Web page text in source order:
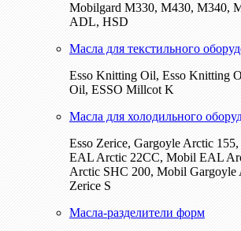
Mobilgard M330, M430, M340,
ADL, HSD
Масла для текстильного
Esso Knitting Oil, Esso Knitting
Oil, ESSO Millcot K
Масла для холодильного
Esso Zerice, Gargoyle Arctic
EAL Arctic 22CC, Mobil EAL
Arctic SHC 200, Mobil Gargoyle
Zerice S
Масла-разделители форм